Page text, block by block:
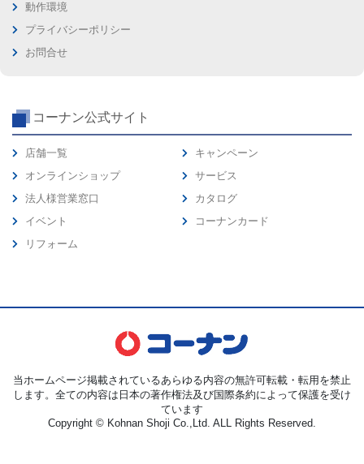
動作環境
プライバシーポリシー
お問合せ
コーナン公式サイト
店舗一覧
オンラインショップ
法人様営業窓口
イベント
リフォーム
キャンペーン
サービス
カタログ
コーナンカード
当ホームページ掲載されているあらゆる内容の無許可転載・転用を禁止
します。全ての内容は日本の著作権法及び国際条約によって保護を受け
ています
Copyright © Kohnan Shoji Co.,Ltd. ALL Rights Reserved.